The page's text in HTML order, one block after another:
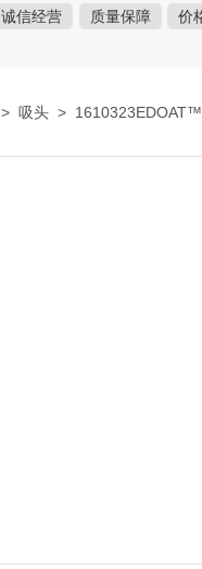
诚信经营 质量保障 价
> 吸头 > 1610323EDOAT™